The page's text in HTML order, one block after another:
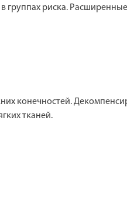
группах риска.
конечностей.
тканей.